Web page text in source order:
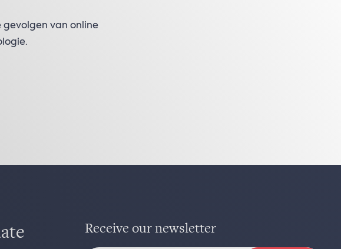
van online
Receive our newsletter